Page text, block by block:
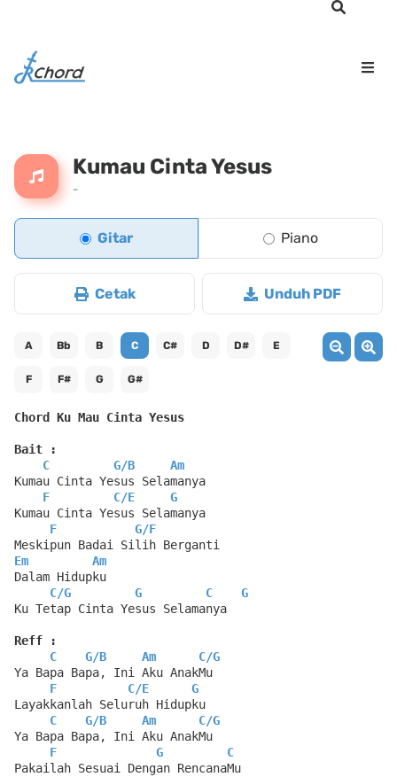
Kumau Cinta Yesus
-
Gitar Piano
Cetak Unduh PDF
A Bb B C C# D D# E
F F# G G#
Chord Ku Mau Cinta Yesus
Bait :
C
G/B
Am
Kumau Cinta Yesus Selamanya
F
C/E
G
Kumau Cinta Yesus Selamanya
F
G/F
Meskipun Badai Silih Berganti
Em
Am
Dalam Hidupku
C/G G C
G
Ku Tetap Cinta Yesus Selamanya
Reff :
C
G/B Am C/G
Ya Bapa Bapa, Ini Aku AnakMu
F
C/E
G
Layakkanlah Seluruh Hidupku
C
G/B Am C/G
Ya Bapa Bapa, Ini Aku AnakMu
F
G
C
Pakailah Sesuai Dengan RencanaMu